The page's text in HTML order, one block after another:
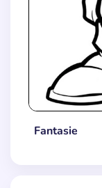
Fantasie